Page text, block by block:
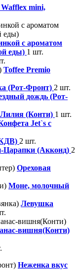
mini,
с ароматом
еды) 1 шт.
Toffee Premio
(Рот-Фронт) 2 шт.
дождь (Рот-
(Конти) 1 шт.
Jet`s с
2 шт.
Царапки (Акконд) 2
Ореховая
Моне, молочный
Левушка
вишня(Конти)
Неженка вкус